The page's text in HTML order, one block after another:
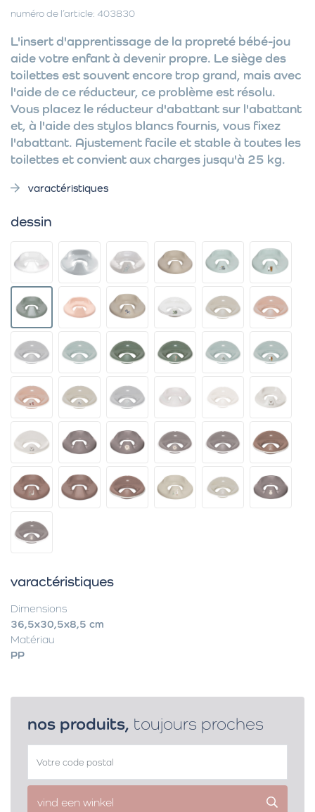
numéro de l’article: 403830
L'insert d'apprentissage de la propreté bébé-jou
aide votre enfant à devenir propre. Le siège des
toilettes est souvent encore trop grand, mais avec
l'aide de ce réducteur, ce problème est résolu.
Vous placez le réducteur d'abattant sur l'abattant
et, à l'aide des stylos blancs fournis, vous fixez
l'abattant. Ajustement facile et stable à toutes les
toilettes et convient aux charges jusqu'à 25 kg.
varactéristiques
dessin
varactéristiques
Dimensions
36,5x30,5x8,5 cm
Matériau
PP
nos produits, toujours proches
vind een winkel